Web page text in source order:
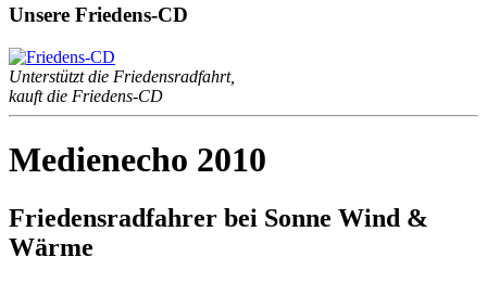
Unsere Friedens-CD
Unterstützt die Friedensradfahrt,
kauft die Friedens-CD
Medienecho 2010
Friedensradfahrer bei Sonne Wind &
Wärme